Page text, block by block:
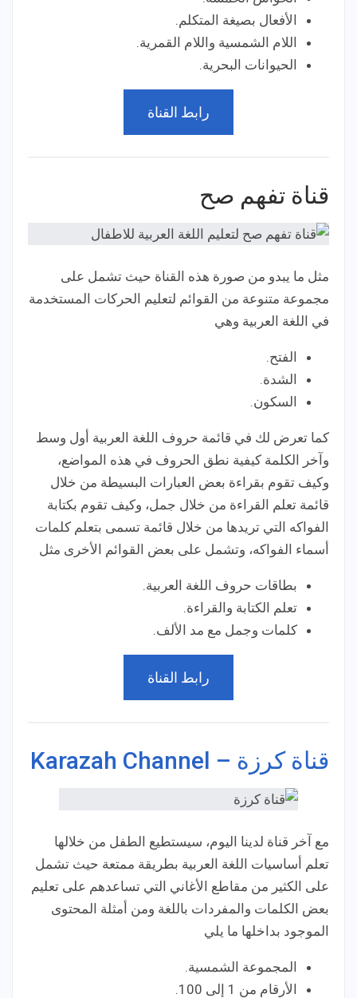
الأفعال بصيغة المتكلم.
اللام الشمسية واللام القمرية.
الحيوانات البحرية.
رابط القناة
قناة تفهم صح
مثل ما يبدو من صورة هذه القناة حيث تشمل على
مجموعة متنوعة من القوائم لتعليم الحركات المستخدمة
في اللغة العربية وهي
الفتح.
الشدة.
السكون.
كما تعرض لك في قائمة حروف اللغة العربية أول وسط
وآخر الكلمة كيفية نطق الحروف في هذه المواضع،
وكيف تقوم بقراءة بعض العبارات البسيطة من خلال
قائمة تعلم القراءة من خلال جمل، وكيف تقوم بكتابة
الفواكه التي تريدها من خلال قائمة تسمى بتعلم كلمات
أسماء الفواكه، وتشمل على بعض القوائم الأخرى مثل
بطاقات حروف اللغة العربية.
تعلم الكتابة والقراءة.
كلمات وجمل مع مد الألف.
رابط القناة
قناة كرزة – Karazah Channel
مع آخر قناة لدينا اليوم، سيستطيع الطفل من خلالها
تعلم أساسيات اللغة العربية بطريقة ممتعة حيث تشمل
على الكثير من مقاطع الأغاني التي تساعدهم على تعليم
بعض الكلمات والمفردات باللغة ومن أمثلة المحتوى
الموجود بداخلها ما يلي
المجموعة الشمسية.
الأرقام من 1 إلى 100.